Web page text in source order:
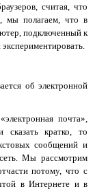
считая, что
мы полагаем, что в
подключенный к
об электронной
почта»,
сказать кратко, то
сообщений и
Мы рассмотрим
потому, что с
в Интернете и в